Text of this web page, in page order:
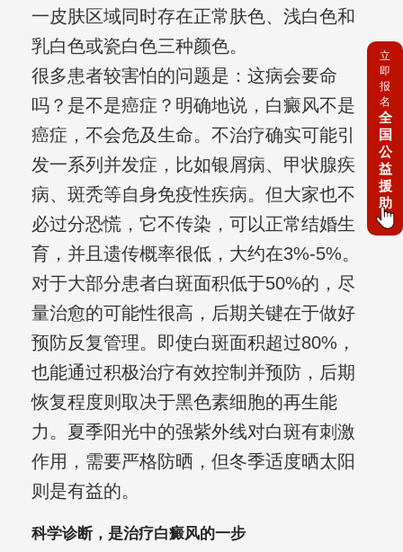
一皮肤区域同时存在正常肤色、浅白色和
乳白色或瓷白色三种颜色。
很多患者较害怕的问题是：这病会要命
吗？是不是癌症？明确地说，白癜风不是
癌症，不会危及生命。不治疗确实可能引
发一系列并发症，比如银屑病、甲状腺疾
病、斑秃等自身免疫性疾病。但大家也不
必过分恐慌，它不传染，可以正常结婚生
育，并且遗传概率很低，大约在3%-5%。
对于大部分患者白斑面积低于50%的，尽
量治愈的可能性很高，后期关键在于做好
预防反复管理。即使白斑面积超过80%，
也能通过积极治疗有效控制并预防，后期
恢复程度则取决于黑色素细胞的再生能
力。夏季阳光中的强紫外线对白斑有刺激
作用，需要严格防晒，但冬季适度晒太阳
则是有益的。
科学诊断，是治疗白癜风的一步
立
即
报
名
全
国
公
益
援
助